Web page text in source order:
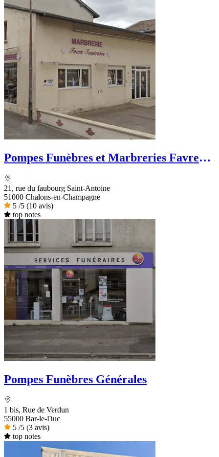
Pompes Funèbres et Marbreries Favre
21, rue du faubourg Saint-Antoine
51000 Chalons-en-Champagne
5 /5 (10 avis)
top notes
Pompes Funèbres Générales
1 bis, Rue de Verdun
55000 Bar-le-Duc
5 /5 (3 avis)
top notes